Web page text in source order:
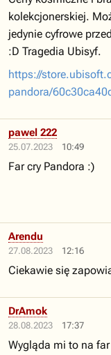
kolekcjonerskiej.
jedynie cyfrowe
:D Tragedia Ubisyf.
https://
pandora/
25.07.2023 10:49
pawel 222
Far cry Pandora :)
27.08.2023 12:16
Arendu
Ciekawie się
28.08.2023 17:37
DrAmok
Wygląda mi to na